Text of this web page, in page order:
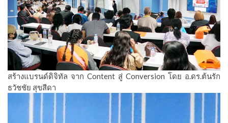
สร้างแบรนด์ดิจิทัล จาก Content สู่ Conversion โดย อ.ดร.ต้นรัก
ธวัชชัย สุขสีดา